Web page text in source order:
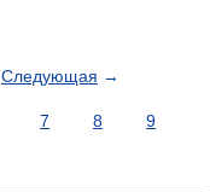
Следующая →
7 8
9